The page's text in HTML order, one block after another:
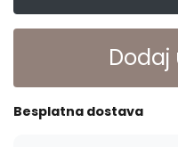
Dodaj
Besplatna dostava